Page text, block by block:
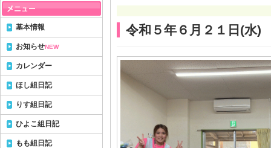
令和５年６月２１日(水)
基本情報
お知らせNEW
カレンダー
ほし組日記
りす組日記
ひよこ組日記
もも組日記